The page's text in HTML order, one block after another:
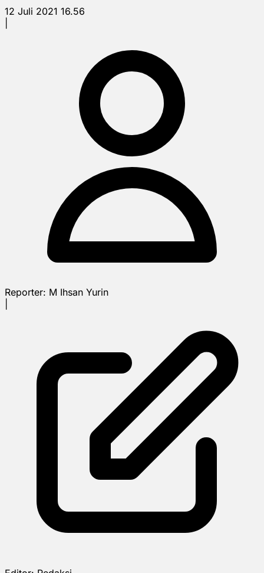
12 Juli 2021 16.56
Reporter: M Ihsan Yurin